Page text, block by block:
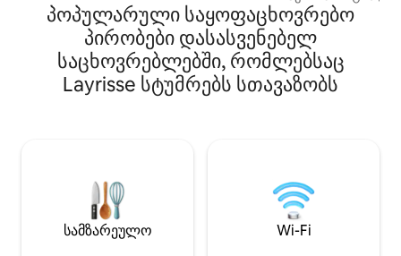
ტარმაკი), 10
ცენტრამდე, 15
ერთ საათზე
სათხილამურო
ესპანეთამდე.
კულტურული
აღჭურვილი,
პირენეების
კონდიციონერი
პოპულარული საყოფაცხოვრებო
პირობები დასასვენებელ
საცხოვრებლებში, რომლებსაც
Layrisse სტუმრებს სთავაზობს
სამზარეულო Wi-Fi